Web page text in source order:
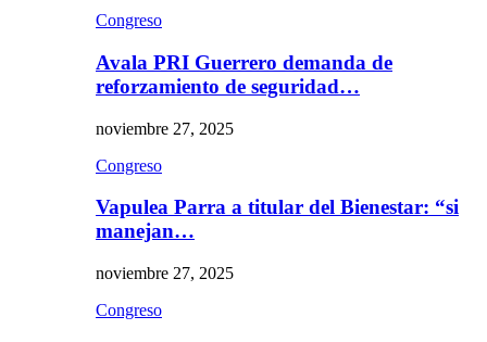
Congreso
Avala PRI Guerrero demanda de
reforzamiento de seguridad…
noviembre 27, 2025
Congreso
Vapulea Parra a titular del Bienestar: “si
manejan…
noviembre 27, 2025
Congreso